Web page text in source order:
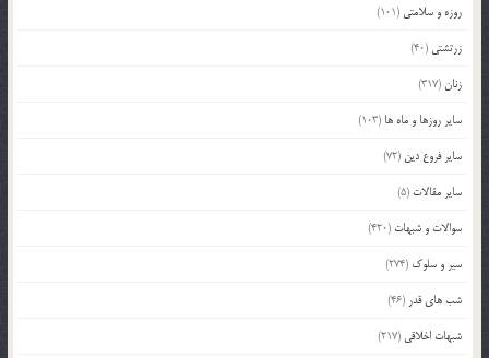
روزه و سلامتی (101)
زرتشتی (40)
زنان(317)
سایر روزها و ماه ها (103)
سایر فروع دین (72)
سایر مقالات (5)
سوالات و شبهات (420)
سیر و سلوک (274)
شب های قدر (46)
شبهات اخلاقی (217)